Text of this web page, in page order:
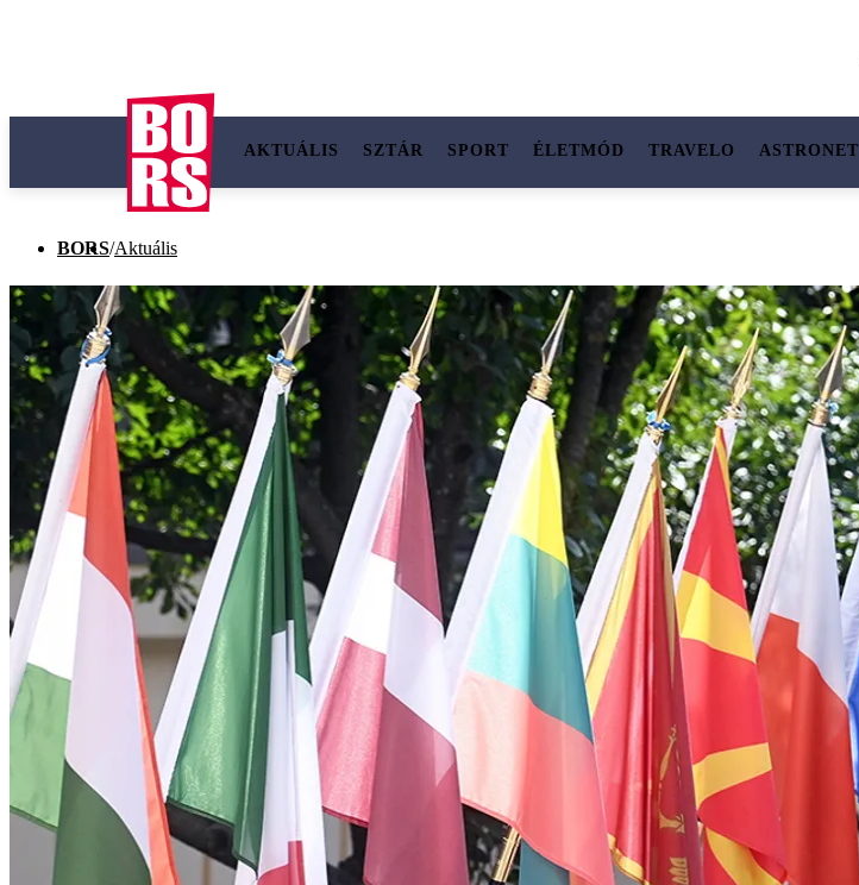
AKTUÁLIS SZTÁR SPORT ÉLETMÓD TRAVELO ASTRONET
BORS/Aktuális